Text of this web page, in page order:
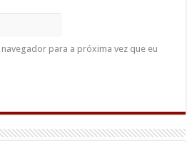
para a próxima vez que eu